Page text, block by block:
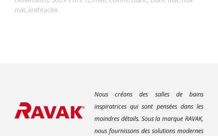
mat, anthracite
Nous créons des salles de bains
inspiratrices qui sont pensées dans les
moindres détails. Sous la marque RAVAK,
nous fournissons des solutions modernes